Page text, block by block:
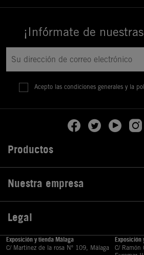
¡Infórmate de
Acepto las condiciones generales y la
Productos
Nuestra empresa
Legal
Exposición y tienda Málaga
C/ Martinez de la rosa Nº 109, Málaga
C/ Ramón